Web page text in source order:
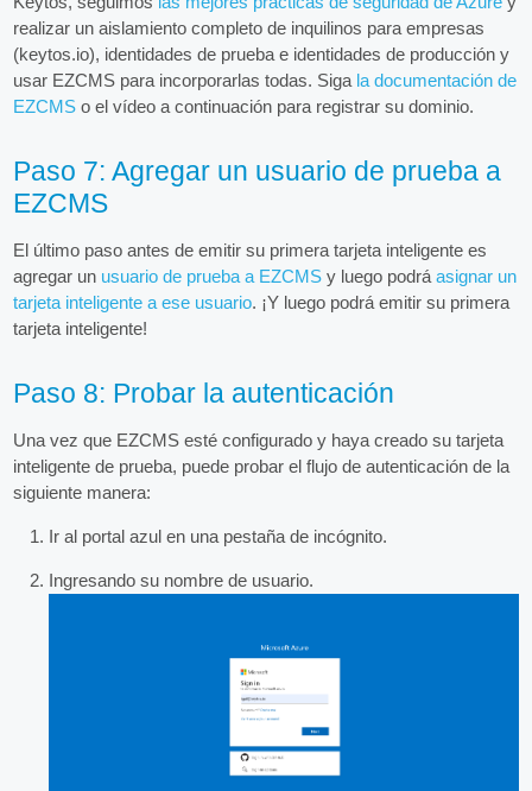
realizar un aislamiento completo de inquilinos para empresas
(keytos.io), identidades de prueba e identidades de producción y
usar EZCMS para incorporarlas todas. Siga la documentación de
EZCMS o el vídeo a continuación para registrar su dominio.
Paso 7: Agregar un usuario de prueba a
EZCMS
El último paso antes de emitir su primera tarjeta inteligente es
agregar un usuario de prueba a EZCMS y luego podráasignar un
tarjeta inteligente a ese usuario. ¡Y luego podrá emitir su primera
tarjeta inteligente!
Paso 8: Probar la autenticación
Una vez que EZCMS esté configurado y haya creado su tarjeta
inteligente de prueba, puede probar el flujo de autenticación de la
siguiente manera:
Ir al portal azul en una pestaña de incógnito.
Ingresando su nombre de usuario.